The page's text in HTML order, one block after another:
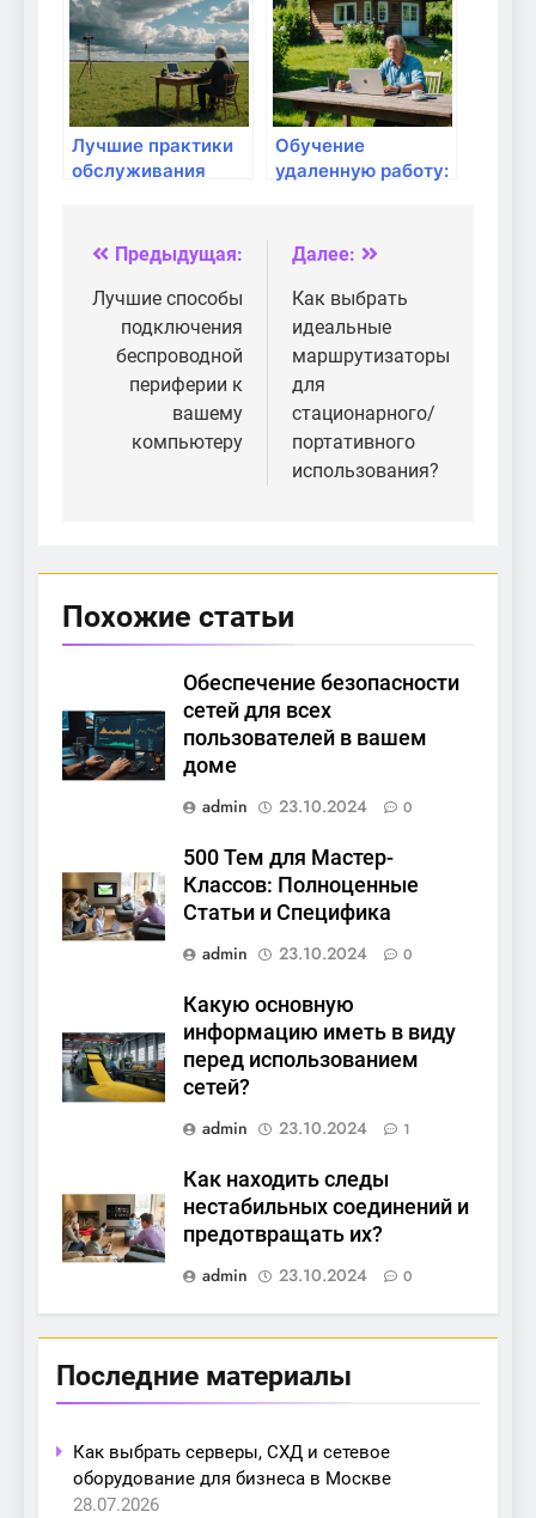
Лучшие практики
обслуживания
Обучение
удаленную работу:
оборудования?
Навигация
по
записям
Предыдущая:
Лучшие способы
подключения
беспроводной
периферии к
вашему
компьютеру
Далее:
Как выбрать
идеальные
маршрутизаторы
для
стационарного/
портативного
использования?
Похожие статьи
Обеспечение безопасности
сетей для всех
пользователей в вашем
доме
admin
23.10.2024 0
500 Тем для Мастер-
Классов: Полноценные
Статьи и Специфика
admin
23.10.2024 0
Какую основную
информацию иметь в виду
перед использованием
сетей?
admin
23.10.2024 1
Как находить следы
нестабильных соединений и
предотвращать их?
admin
23.10.2024 0
Последние материалы
Как выбрать серверы, СХД и сетевое
оборудование для бизнеса в Москве
28.07.2026